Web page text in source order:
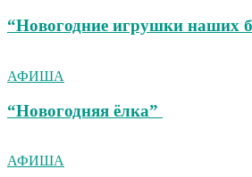
“Новогодние игрушки наших
АФИША
“Новогодняя ёлка”
АФИША